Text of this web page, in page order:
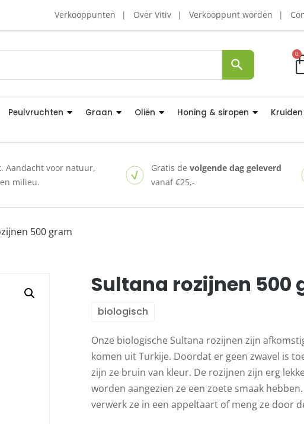
Verkooppunten Over Vitiv Verkooppunt worden
0
Peulvruchten Graan Oliën Honing & siropen Kruiden
. Aandacht voor natuur,
milieu.
Gratis devolgende dag geleverd
vanaf €25,-
500 gram
Sultana rozijnen 500
biologisch
Onze biologische Sultana rozijnen zijn
komen uit Turkije. Doordat er geen zwavel is
zijn ze bruin van kleur. De rozijnen zijn erg
worden aangezien ze een zoete smaak
verwerk ze in een appeltaart of meng ze door